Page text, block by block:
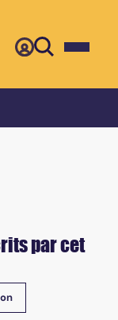
par cet